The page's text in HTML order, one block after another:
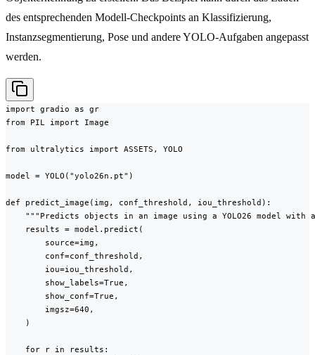
des entsprechenden Modell-Checkpoints an Klassifizierung,
Instanzsegmentierung, Pose und andere YOLO-Aufgaben angepasst
werden.
import gradio as gr
from PIL import Image
from ultralytics import ASSETS, YOLO
model = YOLO("yolo26n.pt")
def predict_image(img, conf_threshold, iou_threshold):
"""Predicts objects in an image using a YOLO26 model with
    results = model.predict(
        source=img,
        conf=conf_threshold,
        iou=iou_threshold,
        show_labels=True,
        show_conf=True,
        imgsz=640,
    )
    for r in results: